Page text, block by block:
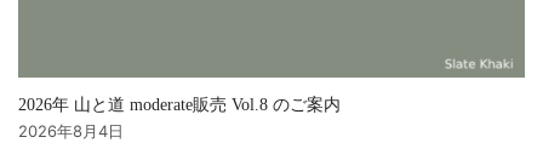
2026年 山と道 moderate販売 Vol.8 のご案内
2026年8月4日